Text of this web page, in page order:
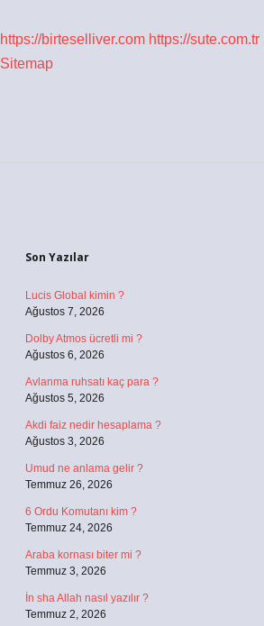
https://birteselliver.com https://sute.com.tr
Sitemap
Son Yazılar
Lucis Global kimin ?
Ağustos 7, 2026
Dolby Atmos ücretli mi ?
Ağustos 6, 2026
Avlanma ruhsatı kaç para ?
Ağustos 5, 2026
Akdi faiz nedir hesaplama ?
Ağustos 3, 2026
Umud ne anlama gelir ?
Temmuz 26, 2026
6 Ordu Komutanı kim ?
Temmuz 24, 2026
Araba kornası biter mi ?
Temmuz 3, 2026
İn sha Allah nasıl yazılır ?
Temmuz 2, 2026